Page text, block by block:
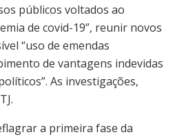
públicos voltados ao
de covid-19”, reunir novos
“uso de emendas
de vantagens indevidas
As investigações,
a primeira fase da